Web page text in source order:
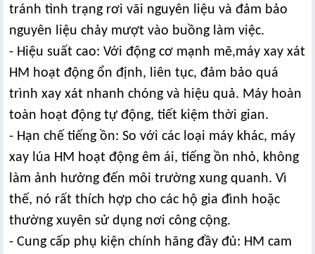
tránh tình trạng rơi vãi nguyên liệu và đảm bảo
nguyên liệu chảy mượt vào buồng làm việc.
- Hiệu suất cao: Với động cơ mạnh mẽ,máy xay xát
HM hoạt động ổn định, liên tục, đảm bảo quá
trình xay xát nhanh chóng và hiệu quả. Máy hoàn
toàn hoạt động tự động, tiết kiệm thời gian.
- Hạn chế tiếng ồn: So với các loại máy khác, máy
xay lúa HM hoạt động êm ái, tiếng ồn nhỏ, không
làm ảnh hưởng đến môi trường xung quanh. Vì
thế, nó rất thích hợp cho các hộ gia đình hoặc
thường xuyên sử dụng nơi công cộng.
- Cung cấp phụ kiện chính hãng đầy đủ: HM cam